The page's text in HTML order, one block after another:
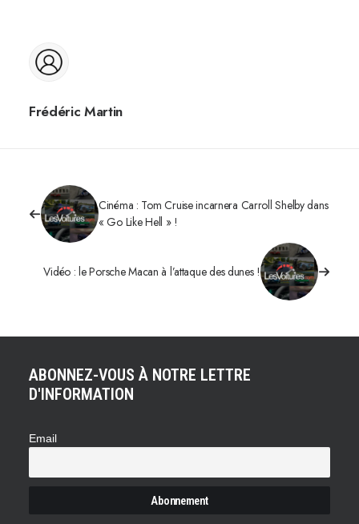
Frédéric Martin
Cinéma : Tom Cruise incarnera Carroll Shelby dans
« Go Like Hell » !
Vidéo : le Porsche Macan à l’attaque des dunes !
ABONNEZ-VOUS À NOTRE LETTRE
D'INFORMATION
Email